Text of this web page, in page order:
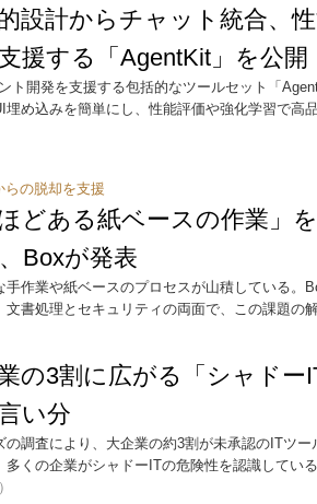
設計からチャット統合、
援する「AgentKit」を公
ト開発を支援する包括的なツールセット「
埋め込みを簡単にし、性能評価や強化学習で高
らの脱却を支援
ほどある紙ベースの作業」
Boxが発表
手作業や紙ベースのプロセスが山積している。
書処理とセキュリティの両面で、この課題の
の3割に広がる「シャド
い分
の調査により、大企業の約3割が未承認のITツ
多くの企業がシャドーITの危険性を認識してい